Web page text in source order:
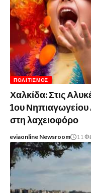
ΠΟΛΙΤΙΣΜΌΣ
Χαλκίδα: Στις
1ου
στη λαχειοφόρο
eviaonline Newsroom 11